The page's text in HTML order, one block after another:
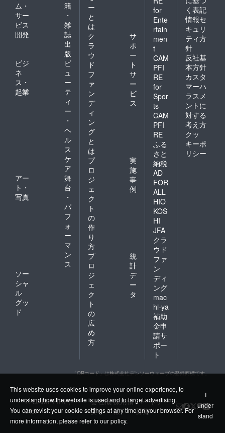
This website uses cookies to improve your online experience, to
understand how the website is used and to target advertising.
You can revisit your cookie settings at any time on your browser. For
more information, please refer to our policy.
I
under
stand
ム・
サー
ビス
開発
籍
・
雑
誌
出
版
ビジ
ネ
ス・
起業
ビ
ュ
ー
テ
ィ
ー
・
ヘ
ル
ス
ケ
ア
アー
ト・
写真
舞
台
・
パ
フ
ォ
ー
マ
ン
ス
ソー
シャ
ル
グッ
ド
ー
と
は
ク
ラ
ウ
ド
フ
ァ
ン
デ
ィ
ン
グ
と
は
サ
ポ
ー
ト
サ
ー
ビ
ス
プ
ロ
ジ
ェ
ク
ト
の
作
り
方
実
施
事
例
プ
ロ
ジ
ェ
ク
ト
の
広
め
方
統
計
デ
ー
タ
for
Ente
rtain
men
t
CAM
PFI
RE
for
Spor
ts
CAM
PFI
RE
ふる
さと
納税
AD
FOR
ALL
HIO
KOS
HI
JFA
クラ
ウド
ファ
ン
ディ
ング
mac
hi-ya
補助
金申
請サ
ポー
ト
く表記
情報セ
キュリ
ティ方
針
反社基
本方針
カスタ
マーハ
ラスメ
ントに
対する
考え方
クッ
キーポ
リシー
「QRコード」は株式会社デンソーウェーブの登録商標です。
© CAMPFIRE,
Inc.
会社概
要
採用情
報
パートナー
募集